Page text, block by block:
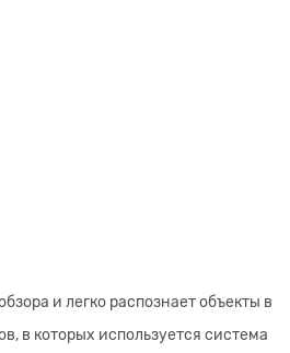
и легко распознает объекты в
в которых используется система